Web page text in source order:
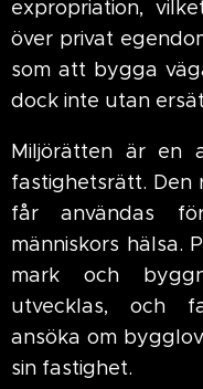
expropriation,
över privat
som att bygga
dock inte utan
Miljörätten är en
fastighetsrätt. Den
får användas
människors hälsa.
mark och
utvecklas, och
ansöka om
sin fastighet.